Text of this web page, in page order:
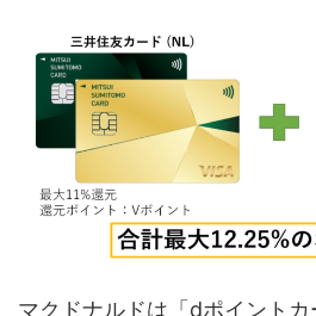
マクドナルドは「dポイント